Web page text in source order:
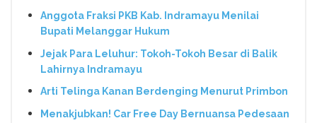
Anggota Fraksi PKB Kab. Indramayu Menilai
Bupati Melanggar Hukum
Jejak Para Leluhur: Tokoh-Tokoh Besar di Balik
Lahirnya Indramayu
Arti Telinga Kanan Berdenging Menurut Primbon
Menakjubkan! Car Free Day Bernuansa Pedesaan